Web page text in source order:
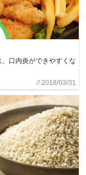
口内炎ができやすくな
2018/03/31